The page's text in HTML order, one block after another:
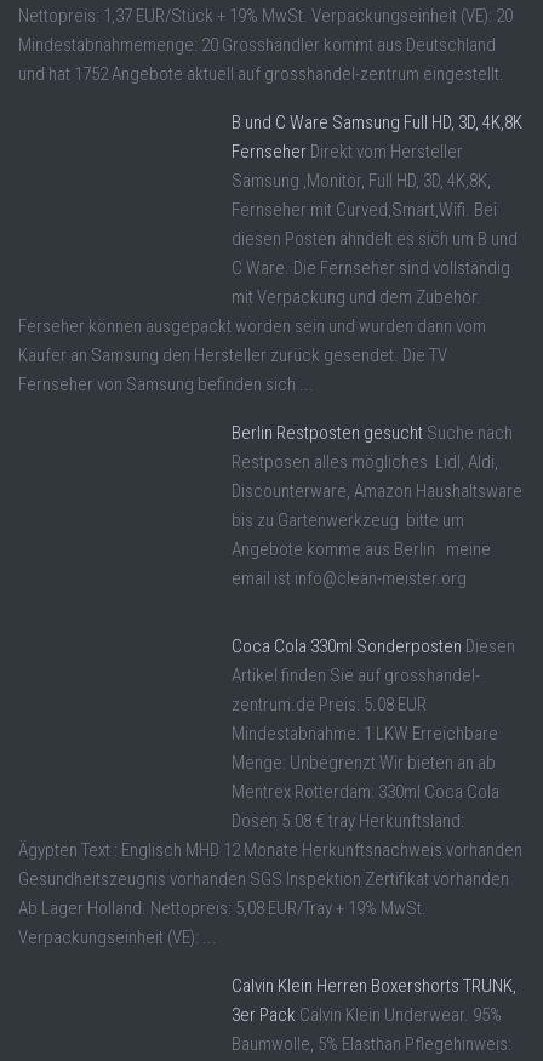
Nettopreis: 1,37 EUR/Stück + 19% MwSt. Verpackungseinheit (VE): 20
Mindestabnahmemenge: 20 Grosshändler kommt aus Deutschland
und hat 1752 Angebote aktuell auf grosshandel-zentrum eingestellt.
B und C Ware Samsung Full HD, 3D, 4K,8K
Fernseher Direkt vom Hersteller
Samsung ,Monitor, Full HD, 3D, 4K,8K,
Fernseher mit Curved,Smart,Wifi. Bei
diesen Posten ahndelt es sich um B und
C Ware. Die Fernseher sind vollständig
mit Verpackung und dem Zubehör.
Ferseher können ausgepackt worden sein und wurden dann vom
Käufer an Samsung den Hersteller zurück gesendet. Die TV
Fernseher von Samsung befinden sich ...
Berlin Restposten gesucht Suche nach
Restposen alles mögliches Lidl, Aldi,
Discounterware, Amazon Haushaltsware
bis zu Gartenwerkzeug bitte um
Angebote komme aus Berlin meine
email ist info@clean-meister.org
Coca Cola 330ml Sonderposten Diesen
Artikel finden Sie auf grosshandel-
zentrum.de Preis: 5.08 EUR
Mindestabnahme: 1 LKW Erreichbare
Menge: Unbegrenzt Wir bieten an ab
Mentrex Rotterdam: 330ml Coca Cola
Dosen 5.08 € tray Herkunftsland:
Ägypten Text : Englisch MHD 12 Monate Herkunftsnachweis vorhanden
Gesundheitszeugnis vorhanden SGS Inspektion Zertifikat vorhanden
Ab Lager Holland. Nettopreis: 5,08 EUR/Tray + 19% MwSt.
Verpackungseinheit (VE): ...
Calvin Klein Herren Boxershorts TRUNK,
3er Pack Calvin Klein Underwear. 95%
Baumwolle, 5% Elasthan Pflegehinweis: